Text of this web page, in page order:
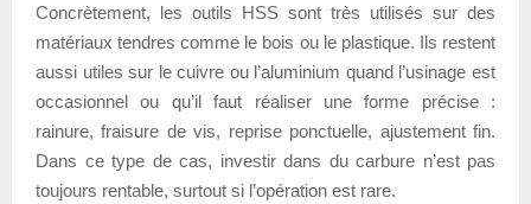
Concrètement, les outils HSS sont très utilisés sur des
matériaux tendres comme le bois ou le plastique. Ils restent
aussi utiles sur le cuivre ou l’aluminium quand l’usinage est
occasionnel ou qu’il faut réaliser une forme précise :
rainure, fraisure de vis, reprise ponctuelle, ajustement fin.
Dans ce type de cas, investir dans du carbure n’est pas
toujours rentable, surtout si l’opération est rare.